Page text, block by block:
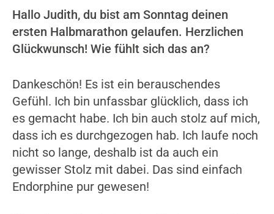
Hallo Judith, du bist am Sonntag deinen
ersten Halbmarathon gelaufen. Herzlichen
Glückwunsch! Wie fühlt sich das an?
Dankeschön! Es ist ein berauschendes
Gefühl. Ich bin unfassbar glücklich, dass ich
es gemacht habe. Ich bin auch stolz auf mich,
dass ich es durchgezogen hab. Ich laufe noch
nicht so lange, deshalb ist da auch ein
gewisser Stolz mit dabei. Das sind einfach
Endorphine pur gewesen!